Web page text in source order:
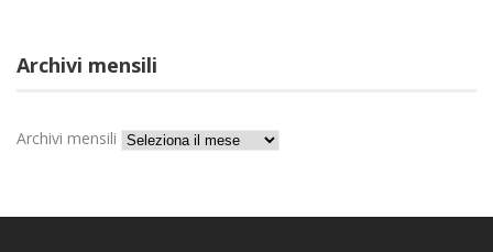
Archivi mensili
Archivi mensili